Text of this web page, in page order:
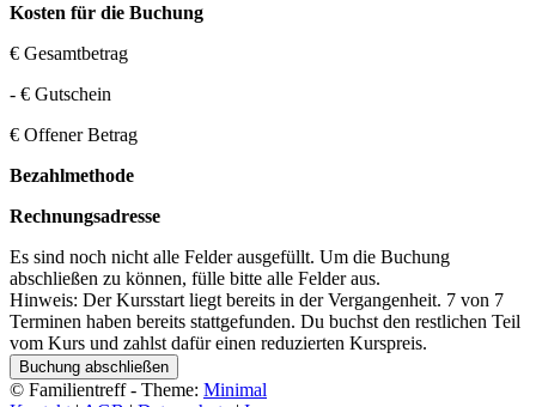
Kosten für die Buchung
€ Gesamtbetrag
- € Gutschein
€ Offener Betrag
Bezahlmethode
Rechnungsadresse
Es sind noch nicht alle Felder ausgefüllt. Um die Buchung
abschließen zu können, fülle bitte alle Felder aus.
Hinweis: Der Kursstart liegt bereits in der Vergangenheit. 7 von 7
Terminen haben bereits stattgefunden. Du buchst den restlichen Teil
vom Kurs und zahlst dafür einen reduzierten Kurspreis.
Buchung abschließen
© Familientreff - Theme: Minimal